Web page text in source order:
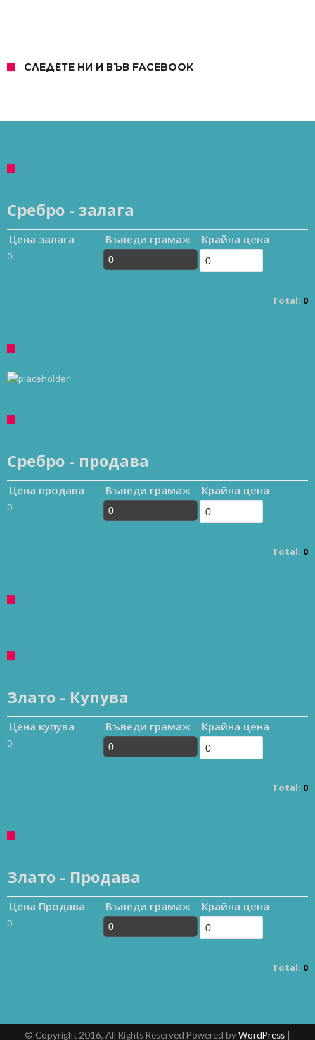
СЛЕДЕТЕ НИ И ВЪВ FACEBOOK
Сребро - залага
Цена залага
0
Въведи грамаж Крайна цена
Total: 0
Сребро - продава
Цена продава
0
Въведи грамаж Крайна цена
Total: 0
Злато - Купува
Цена купува
0
Въведи грамаж Крайна цена
Total: 0
Злато - Продава
Цена Продава
0
Въведи грамаж Крайна цена
Total: 0
© Copyright 2016, All Rights Reserved Powered byWordPress